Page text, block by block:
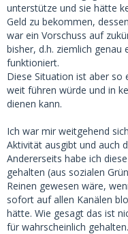
unterstütze und sie hätte
Geld zu bekommen,
war ein Vorschuss auf
bisher, d.h. ziemlich genau
funktioniert.
Diese Situation ist aber so
weit führen würde und in
dienen kann.
Ich war mir weitgehend
Aktivität ausgibt und auch
Andererseits habe ich
gehalten (aus sozialen
Reinen gewesen wäre,
sofort auf allen Kanälen
hätte. Wie gesagt das ist
für wahrscheinlich gehalten.